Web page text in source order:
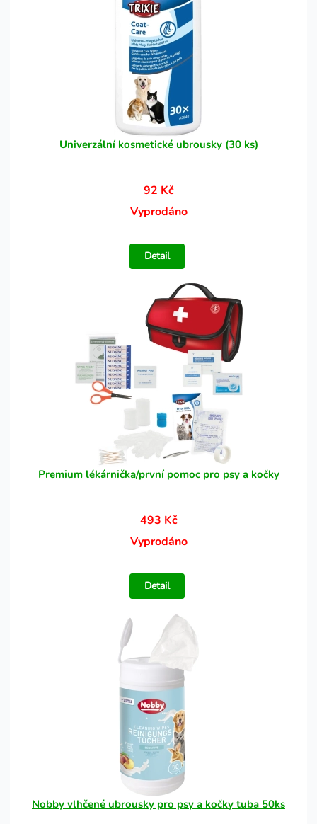
Univerzální kosmetické ubrousky (30 ks)
92 Kč
Vyprodáno
Detail
Premium lékárnička/první pomoc pro psy a kočky
493 Kč
Vyprodáno
Detail
Nobby vlhčené ubrousky pro psy a kočky tuba 50ks